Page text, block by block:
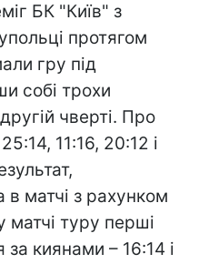
БК "Київ" з
протягом
гру під
собі трохи
чверті. Про
11:16, 20:12 і
в матчі з рахунком
туру перші
за киянами – 16:14 і